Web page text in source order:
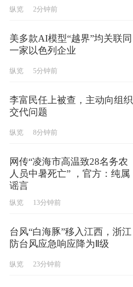
纵览 2分钟前
美多款AI模型“越界”均关联同
一家以色列企业
纵览 5分钟前
李富民任上被查，主动向组织
交代问题
纵览 8分钟前
网传“凌海市高温致28名务农
人员中暑死亡” ，官方：纯属
谣言
纵览 13分钟前
台风“白海豚”移入江西，浙江
防台风应急响应降为Ⅱ级
纵览 23分钟前